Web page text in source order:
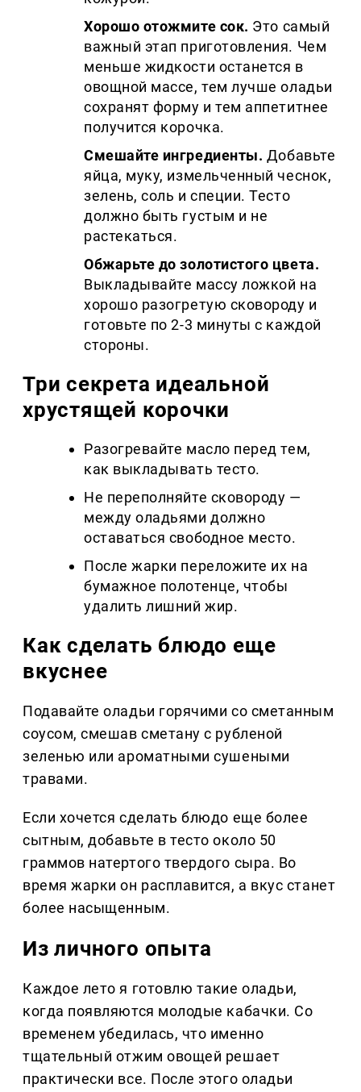
Хорошо отожмите сок. Это самый
важный этап приготовления. Чем
меньше жидкости останется в
овощной массе, тем лучше оладьи
сохранят форму и тем аппетитнее
получится корочка.
Смешайте ингредиенты. Добавьте
яйца, муку, измельченный чеснок,
зелень, соль и специи. Тесто
должно быть густым и не
растекаться.
Обжарьте до золотистого цвета.
Выкладывайте массу ложкой на
хорошо разогретую сковороду и
готовьте по 2-3 минуты с каждой
стороны.
Три секрета идеальной
хрустящей корочки
Разогревайте масло перед тем,
как выкладывать тесто.
Не переполняйте сковороду —
между оладьями должно
оставаться свободное место.
После жарки переложите их на
бумажное полотенце, чтобы
удалить лишний жир.
Как сделать блюдо еще
вкуснее
Подавайте оладьи горячими со сметанным
соусом, смешав сметану с рубленой
зеленью или ароматными сушеными
травами.
Если хочется сделать блюдо еще более
сытным, добавьте в тесто около 50
граммов натертого твердого сыра. Во
время жарки он расплавится, а вкус станет
более насыщенным.
Из личного опыта
Каждое лето я готовлю такие оладьи,
когда появляются молодые кабачки. Со
временем убедилась, что именно
тщательный отжим овощей решает
практически все. После этого оладьи